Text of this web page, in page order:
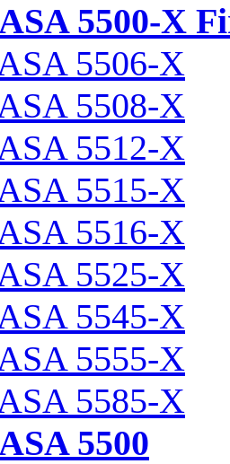
5500-X
5506-X
5508-X
5512-X
5515-X
5516-X
5525-X
5545-X
5555-X
5585-X
5500